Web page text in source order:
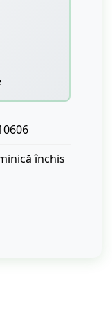
închis